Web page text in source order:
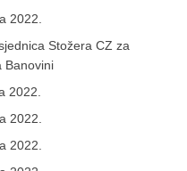
2022.
Stožera CZ za
Banovini
2022.
2022.
2022.